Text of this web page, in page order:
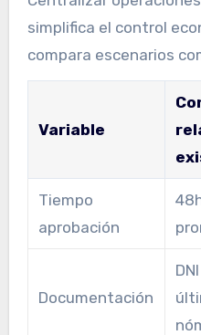
simplifica el control
compara escenarios
Variable
Tiempo
aprobación
Documentación